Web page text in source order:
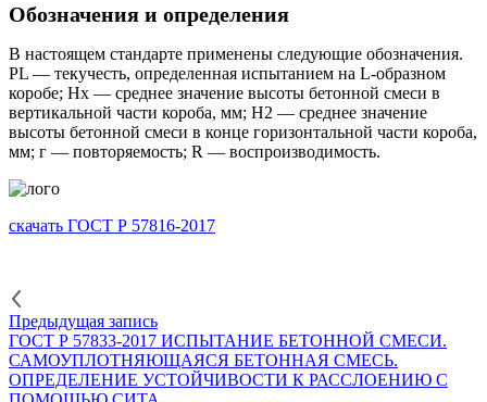
Обозначения и определения
В настоящем стандарте применены следующие обозначения.
PL — текучесть, определенная испытанием на L-образном
коробе; Нх — среднее значение высоты бетонной смеси в
вертикальной части короба, мм; Н2 — среднее значение
высоты бетонной смеси в конце горизонтальной части короба,
мм; г — повторяемость; R — воспроизводимость.
скачать ГОСТ Р 57816-2017
Предыдущая запись
ГОСТ Р 57833-2017 ИСПЫТАНИЕ БЕТОННОЙ СМЕСИ.
САМОУПЛОТНЯЮЩАЯСЯ БЕТОННАЯ СМЕСЬ.
ОПРЕДЕЛЕНИЕ УСТОЙЧИВОСТИ К РАССЛОЕНИЮ С